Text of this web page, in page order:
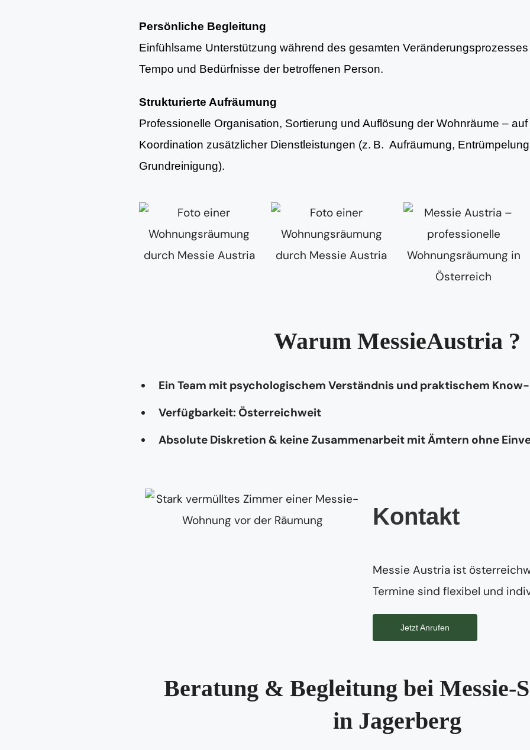
Persönliche Begleitung
Einfühlsame Unterstützung während des gesamten
Tempo und Bedürfnisse der betroffenen Person.
Strukturierte Aufräumung
Professionelle Organisation, Sortierung und Auflösung der Wohnräume –
Koordination zusätzlicher Dienstleistungen (z. B. Aufräumung,
Grundreinigung).
Warum MessieAustria ?
Ein Team mit psychologischem Verständnis und praktischem
Verfügbarkeit: Österreichweit
Absolute Diskretion & keine Zusammenarbeit mit Ämtern ohne
Kontakt
Messie Austria ist
Termine sind flexibel und
Jetzt Anrufen
Beratung & Begleitung bei Messie-
in Jagerberg